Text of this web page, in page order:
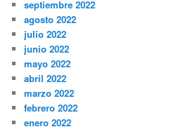
septiembre 2022
agosto 2022
julio 2022
junio 2022
mayo 2022
abril 2022
marzo 2022
febrero 2022
enero 2022